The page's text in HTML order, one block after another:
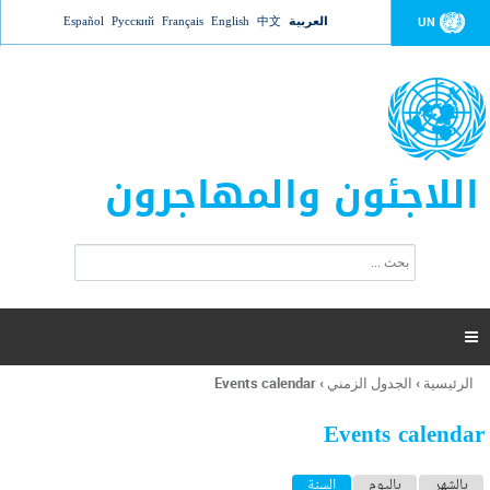
Jump to navigation UN العربية 中文
English
Français
Русский
Español
اللاجئون والمهاجرون
ت
ر
ل
ح
ب

أنت
هنا
الرئيسية › الجدول الزمني ›
Events calendar
Events calendar